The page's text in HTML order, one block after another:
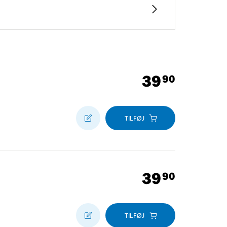
3990
TILFØJ
3990
TILFØJ